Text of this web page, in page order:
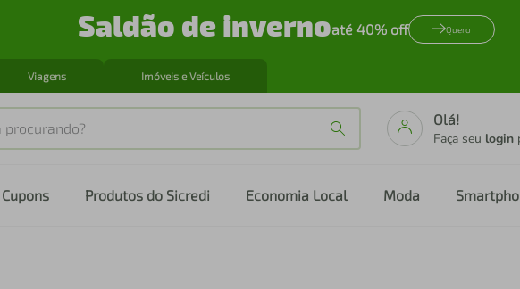
Saldão de invernoaté 40% off Quero
Viagens Imóveis e Veículos
Olá!
Faça seu login
Cupons Produtos do Sicredi Economia Local Moda